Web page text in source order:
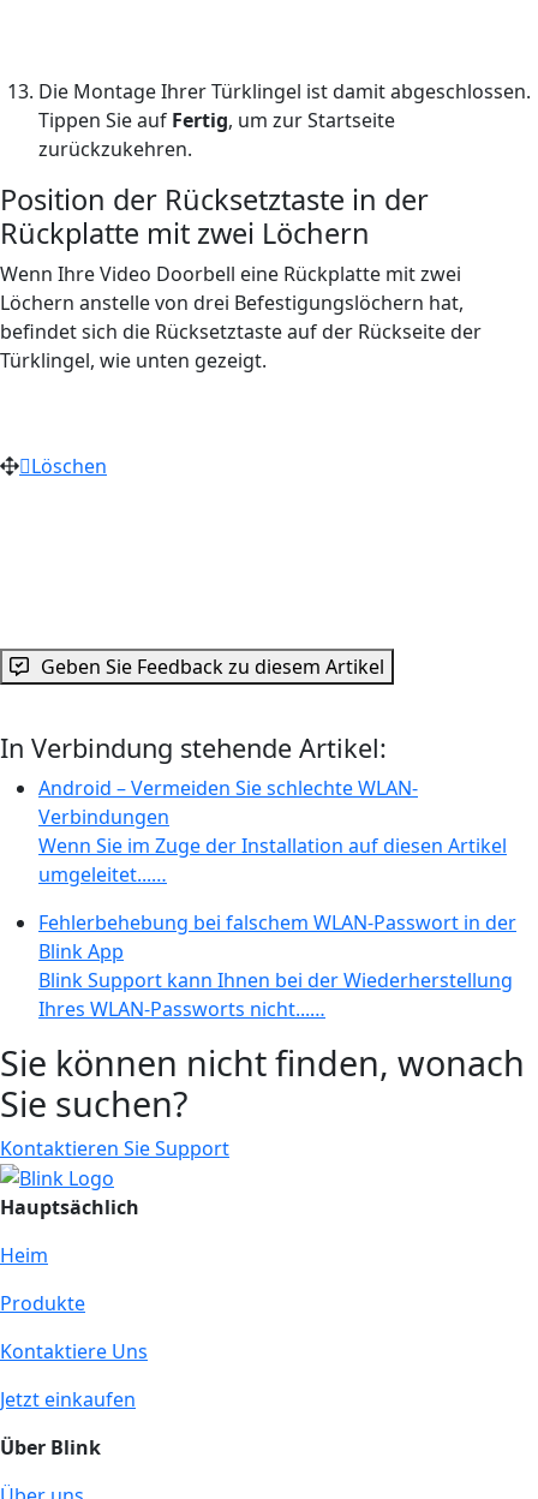
Die Montage Ihrer Türklingel ist damit abgeschlossen.
Tippen Sie auf Fertig, um zur Startseite
zurückzukehren.
Position der Rücksetztaste in der
Rückplatte mit zwei Löchern
Wenn Ihre Video Doorbell eine Rückplatte mit zwei
Löchern anstelle von drei Befestigungslöchern hat,
befindet sich die Rücksetztaste auf der Rückseite der
Türklingel, wie unten gezeigt.
Löschen
Geben Sie Feedback zu diesem Artikel
In Verbindung stehende Artikel:
Android – Vermeiden Sie schlechte WLAN-
Verbindungen
Wenn Sie im Zuge der Installation auf diesen Artikel
umgeleitet...…
Fehlerbehebung bei falschem WLAN-Passwort in der
Blink App
Blink Support kann Ihnen bei der Wiederherstellung
Ihres WLAN-Passworts nicht...…
Sie können nicht finden, wonach
Sie suchen?
Kontaktieren Sie Support
Hauptsächlich
Heim
Produkte
Kontaktiere Uns
Jetzt einkaufen
Über Blink